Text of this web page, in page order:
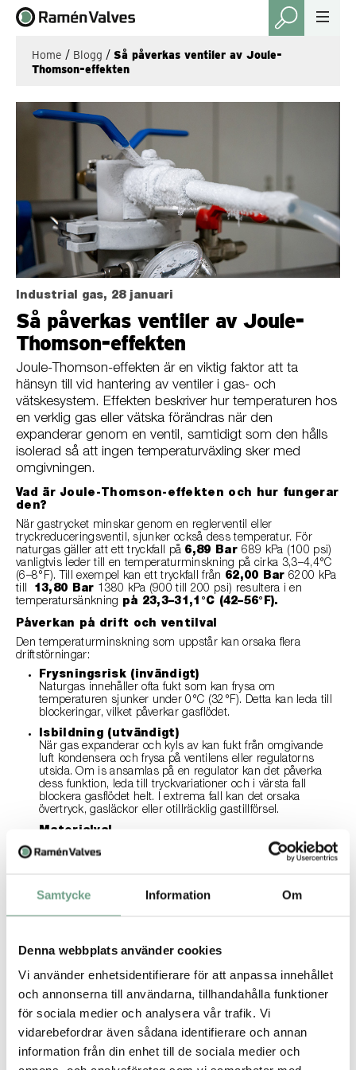
Samtycke Information Om
Denna webbplats använder cookies
Vi använder enhetsidentifierare för att anpassa innehållet
och annonserna till användarna, tillhandahålla funktioner
för sociala medier och analysera vår trafik. Vi
vidarebefordrar även sådana identifierare och annan
information från din enhet till de sociala medier och
Home / Blogg / Så påverkas ventiler av Joule-
Thomson-effekten
Industrial gas, 28 januari
Så påverkas ventiler av Joule-
Thomson-effekten
Joule-Thomson-effekten är en viktig faktor att ta
hänsyn till vid hantering av ventiler i gas- och
vätskesystem. Effekten beskriver hur temperaturen hos
en verklig gas eller vätska förändras när den
expanderar genom en ventil, samtidigt som den hålls
isolerad så att ingen temperaturväxling sker med
omgivningen.
Vad är Joule-Thomson-effekten och hur fungerar
den?
När gastrycket minskar genom en reglerventil eller
tryckreduceringsventil, sjunker också dess temperatur. För
naturgas gäller att ett tryckfall på 6,89 Bar689 kPa (100 psi)
vanligtvis leder till en temperaturminskning på cirka 3,3–4,4°C
(6–8°F). Till exempel kan ett tryckfall från 62,00 Bar 6200 kPa
till 13,80 Bar 1380 kPa (900 till 200 psi) resultera i en
temperatursänkning
på 23,3–31,1°C (42–56°F).
Påverkan på drift och ventilval
Den temperaturminskning som uppstår kan orsaka flera
driftstörningar:
Frysningsrisk (invändigt)
Naturgas innehåller ofta fukt som kan frysa om
temperaturen sjunker under 0°C (32°F). Detta kan leda till
blockeringar, vilket påverkar gasflödet.
Isbildning (utvändigt)
När gas expanderar och kyls av kan fukt från omgivande
luft kondensera och frysa på ventilens eller regulatorns
utsida. Om is ansamlas på en regulator kan det påverka
dess funktion, leda till tryckvariationer och i värsta fall
blockera gasflödet helt. I extrema fall kan det orsaka
övertryck, gasläckor eller otillräcklig gastillförsel.
Materialval
Ventiler som utsätts för extrema temperaturförändringar
måste vara tillverkade av material som tål kryogena
Val av trim
I applikationer med blandade köldmedier är det viktigt att
välja rätt trim. Kryogena ventiler med tryckbalansering är
erodering på grund av flashing.
Åtgärder för att hantera Joule-Thomson-
För att minimera de negativa effekterna av Joule-Thomson-
effekten kan olika åtgärder vidtas som:
Värmeslingor: Genom att installera värmeslingor runt
ventilerna kan man motverka nedkylning och isbildning.